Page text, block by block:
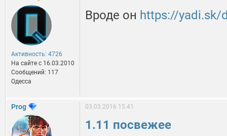
Активность: 4726
На сайте c 16.03.2010
Сообщений: 117
Одесса
Вроде он https://yadi.sk/
Prog 03.03.2016 15:41
1.11 посвежее